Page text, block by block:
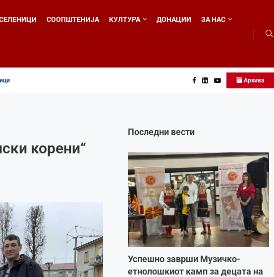
СООПШТЕНИЈА КУЛТУРА ДОНАЦИИ ЗА НАС
Архива
корени“
Последни вести
Успешно заврши Музичко-
етнолошкиот камп за децата на